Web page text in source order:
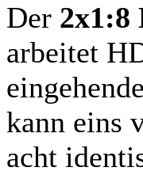
Der
arbeitet
kann eins
acht